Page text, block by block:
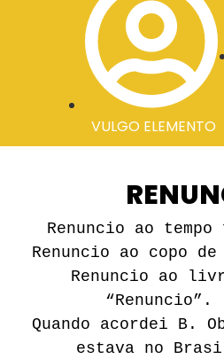
VULGO ELEMENTO
Renuncio ao
Renuncio ao copo
Renuncio ao
“Renuncio”.
Quando acordei B.
estava no